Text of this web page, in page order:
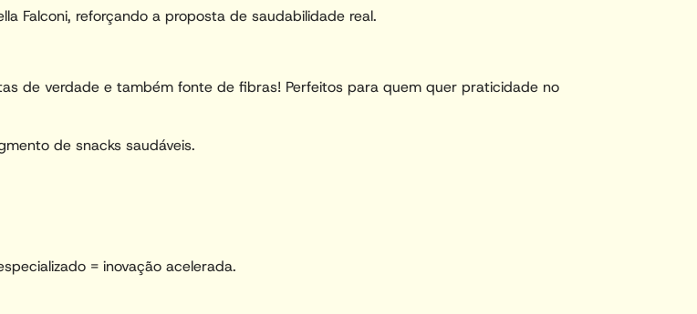
Falconi, reforçando a proposta de saudabilidade real.
de verdade e também fonte de fibras! Perfeitos para quem quer praticidade no
de snacks saudáveis.
= inovação acelerada.